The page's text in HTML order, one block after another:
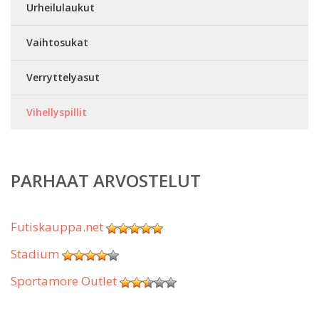
Urheilulaukut
Vaihtosukat
Verryttelyasut
Vihellyspillit
PARHAAT ARVOSTELUT
Futiskauppa.net
Stadium
Sportamore Outlet